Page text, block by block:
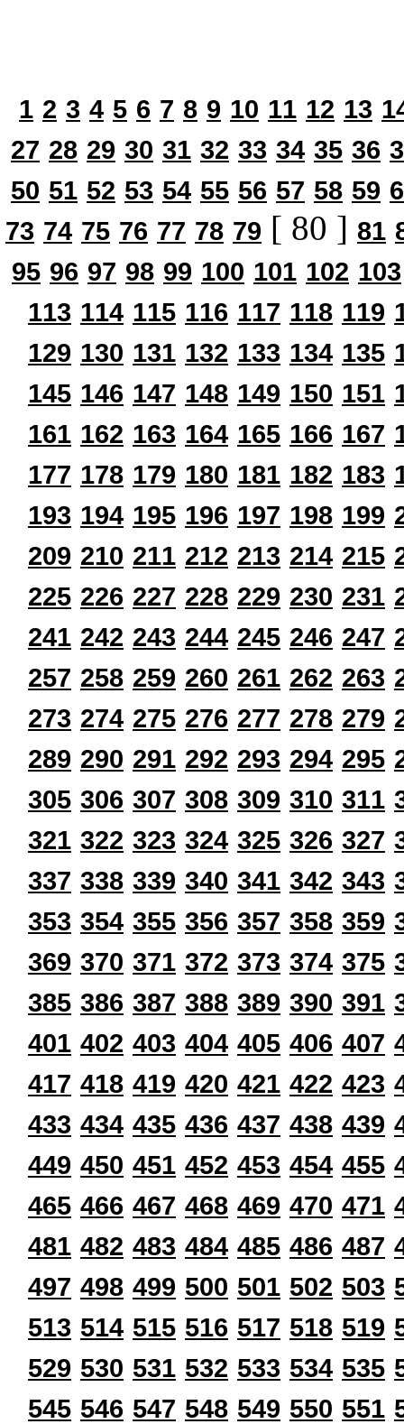
1 2 3 4 5 6 7 8 9 10 11 12 13
27 28 29 30 31 32 33 34 35 36
50 51 52 53 54 55 56 57 58 59
73 74 75 76 77 78 79 [ 80 ] 81
95 96 97 98 99 100 101 102 103
113 114 115 116 117 118 119
129 130 131 132 133 134 135
145 146 147 148 149 150 151
161 162 163 164 165 166 167
177 178 179 180 181 182 183
193 194 195 196 197 198 199
209 210 211 212 213 214 215
225 226 227 228 229 230 231
241 242 243 244 245 246 247
257 258 259 260 261 262 263
273 274 275 276 277 278 279
289 290 291 292 293 294 295
305 306 307 308 309 310 311
321 322 323 324 325 326 327
337 338 339 340 341 342 343
353 354 355 356 357 358 359
369 370 371 372 373 374 375
385 386 387 388 389 390 391
401 402 403 404 405 406 407
417 418 419 420 421 422 423
433 434 435 436 437 438 439
449 450 451 452 453 454 455
465 466 467 468 469 470 471
481 482 483 484 485 486 487
497 498 499 500 501 502 503
513 514 515 516 517 518 519
529 530 531 532 533 534 535
545 546 547 548 549 550 551